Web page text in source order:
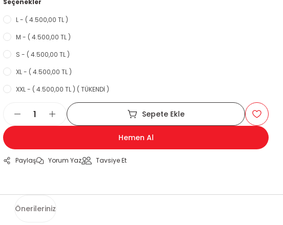
Seçenekler
L - ( 4.500,00 TL )
M - ( 4.500,00 TL )
S - ( 4.500,00 TL )
XL - ( 4.500,00 TL )
XXL - ( 4.500,00 TL ) ( TÜKENDİ )
Sepete Ekle
Hemen Al
Paylaş Yorum Yaz Tavsiye Et
Önerileriniz